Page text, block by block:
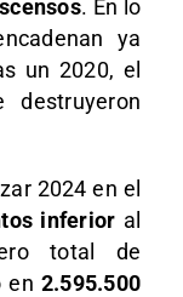
. En lo
ya
un 2020, el
2024 en el
inferior al
total de
en 2.595.500